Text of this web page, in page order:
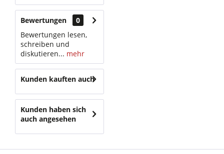
Bewertungen
0
Bewertungen lesen,
schreiben und
diskutieren... mehr
Kunden kauften auch
Kunden haben sich
auch angesehen